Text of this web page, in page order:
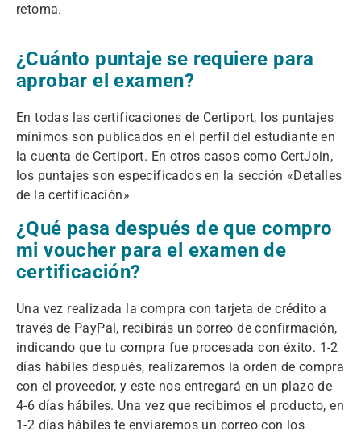
retoma.
¿Cuánto puntaje se requiere para
aprobar el examen?
En todas las certificaciones de Certiport, los puntajes
mínimos son publicados en el perfil del estudiante en
la cuenta de Certiport. En otros casos como CertJoin,
los puntajes son especificados en la sección «Detalles
de la certificación»
¿Qué pasa después de que compro
mi voucher para el examen de
certificación?
Una vez realizada la compra con tarjeta de crédito a
través de PayPal, recibirás un correo de confirmación,
indicando que tu compra fue procesada con éxito. 1-2
días hábiles después, realizaremos la orden de compra
con el proveedor, y este nos entregará en un plazo de
4-6 días hábiles. Una vez que recibimos el producto, en
1-2 días hábiles te enviaremos un correo con los